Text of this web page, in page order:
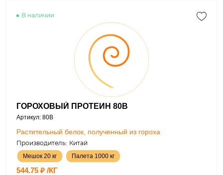
В наличии
ГОРОХОВЫЙ ПРОТЕИН 80B
Артикул: 80B
Растительный белок, полученный из гороха
Производитель: Китай
Мешок 20 кг Палета 1000 кг
544.75 ₽ /КГ